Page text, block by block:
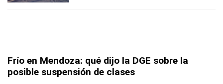
Frío en Mendoza: qué dijo la DGE sobre la
posible suspensión de clases